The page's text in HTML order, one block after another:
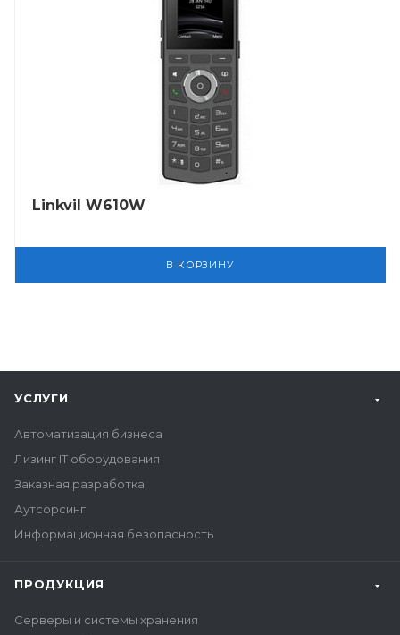
Linkvil W610W
В КОРЗИНУ
УСЛУГИ
Автоматизация бизнеса
Лизинг IT оборудования
Заказная разработка
Аутсорсинг
Информационная безопасность
ПРОДУКЦИЯ
Серверы и системы хранения